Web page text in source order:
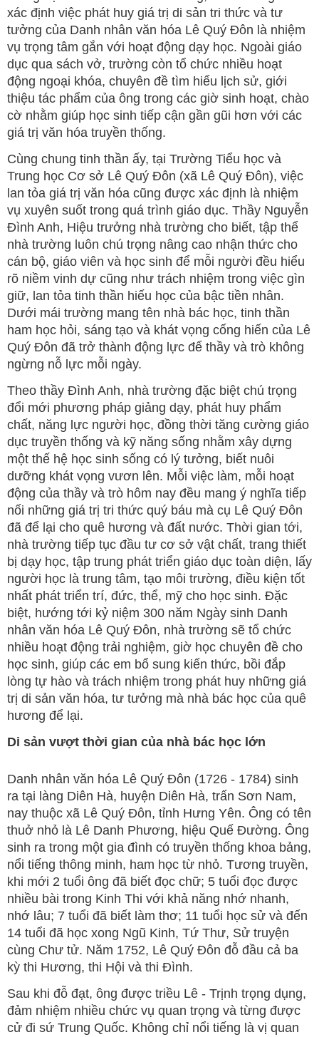
xác định việc phát huy giá trị di sản tri thức và tư
tưởng của Danh nhân văn hóa Lê Quý Đôn là nhiệm
vụ trọng tâm gắn với hoạt động dạy học. Ngoài giáo
dục qua sách vở, trường còn tổ chức nhiều hoạt
động ngoại khóa, chuyên đề tìm hiểu lịch sử, giới
thiệu tác phẩm của ông trong các giờ sinh hoạt, chào
cờ nhằm giúp học sinh tiếp cận gần gũi hơn với các
giá trị văn hóa truyền thống.
Cùng chung tinh thần ấy, tại Trường Tiểu học và
Trung học Cơ sở Lê Quý Đôn (xã Lê Quý Đôn), việc
lan tỏa giá trị văn hóa cũng được xác định là nhiệm
vụ xuyên suốt trong quá trình giáo dục. Thầy Nguyễn
Đình Anh, Hiệu trưởng nhà trường cho biết, tập thể
nhà trường luôn chú trọng nâng cao nhận thức cho
cán bộ, giáo viên và học sinh để mỗi người đều hiểu
rõ niềm vinh dự cũng như trách nhiệm trong việc gìn
giữ, lan tỏa tinh thần hiếu học của bậc tiền nhân.
Dưới mái trường mang tên nhà bác học, tinh thần
ham học hỏi, sáng tạo và khát vọng cống hiến của Lê
Quý Đôn đã trở thành động lực để thầy và trò không
ngừng nỗ lực mỗi ngày.
Theo thầy Đình Anh, nhà trường đặc biệt chú trọng
đổi mới phương pháp giảng dạy, phát huy phẩm
chất, năng lực người học, đồng thời tăng cường giáo
dục truyền thống và kỹ năng sống nhằm xây dựng
một thế hệ học sinh sống có lý tưởng, biết nuôi
dưỡng khát vọng vươn lên. Mỗi việc làm, mỗi hoạt
động của thầy và trò hôm nay đều mang ý nghĩa tiếp
nối những giá trị tri thức quý báu mà cụ Lê Quý Đôn
đã để lại cho quê hương và đất nước. Thời gian tới,
nhà trường tiếp tục đầu tư cơ sở vật chất, trang thiết
bị dạy học, tập trung phát triển giáo dục toàn diện, lấy
người học là trung tâm, tạo môi trường, điều kiện tốt
nhất phát triển trí, đức, thể, mỹ cho học sinh. Đặc
biệt, hướng tới kỷ niệm 300 năm Ngày sinh Danh
nhân văn hóa Lê Quý Đôn, nhà trường sẽ tổ chức
nhiều hoạt động trải nghiệm, giờ học chuyên đề cho
học sinh, giúp các em bổ sung kiến thức, bồi đắp
lòng tự hào và trách nhiệm trong phát huy những giá
trị di sản văn hóa, tư tưởng mà nhà bác học của quê
hương để lại.
Di sản vượt thời gian của nhà bác học lớn
Danh nhân văn hóa Lê Quý Đôn (1726 - 1784) sinh
ra tại làng Diên Hà, huyện Diên Hà, trấn Sơn Nam,
nay thuộc xã Lê Quý Đôn, tỉnh Hưng Yên. Ông có tên
thuở nhỏ là Lê Danh Phương, hiệu Quế Đường. Ông
sinh ra trong một gia đình có truyền thống khoa bảng,
nổi tiếng thông minh, ham học từ nhỏ. Tương truyền,
khi mới 2 tuổi ông đã biết đọc chữ; 5 tuổi đọc được
nhiều bài trong Kinh Thi với khả năng nhớ nhanh,
nhớ lâu; 7 tuổi đã biết làm thơ; 11 tuổi học sử và đến
14 tuổi đã học xong Ngũ Kinh, Tứ Thư, Sử truyện
cùng Chư tử. Năm 1752, Lê Quý Đôn đỗ đầu cả ba
kỳ thi Hương, thi Hội và thi Đình.
Sau khi đỗ đạt, ông được triều Lê - Trịnh trọng dụng,
đảm nhiệm nhiều chức vụ quan trọng và từng được
cử đi sứ Trung Quốc. Không chỉ nổi tiếng là vị quan